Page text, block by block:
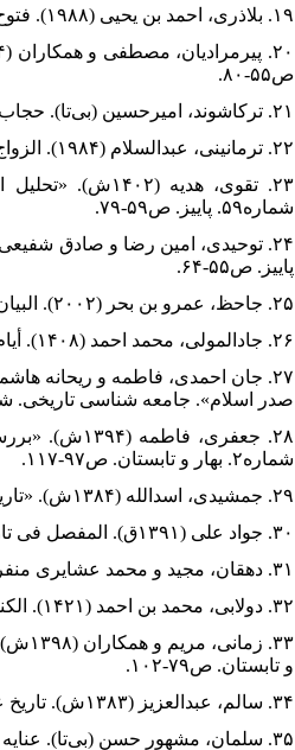
۱۹. بلاذری، احمد‌ بن یحیی (۱۹۸۸). فتوح‌البلدان. بیروت: دار و مکتبه الهلال.
ص۵۵-۸۰.
۲۱. ترکاشوند، امیرحسین (بی‌تا). حجاب شرعی در عصر پیامبر(ص). بی‌جا: بی‌نا.
۲۲. ترمانینی، عبدالسلام (۱۹۸۴). الزواج عند العرب فی الجاهلیه و الإسلام. کویت: عالم المعرفه.
۲۳. تقوی،
شماره۵۹. پاییز. ص۵۹-۷۹.
پاییز. ص۵۵-۶۴.
۲۵. جاحظ، عمرو بن بحر (۲۰۰۲). البیان و التبیین. بیروت: دار و مکتبه الهلال.
۲۶. جادالمولی، محمد احمد (۱۴۰۸). أیام العرب فی الجاهلیه. بیروت: دارالجیل.
صدر اسلام». جامعه شناسی تاریخی. شماره۱. بهار و
۲۸. جعفری،
شماره۲. بهار و تابستان. ص۹۷-۱۱۷.
۲۹. جمشیدی، اسدالله (۱۳۸۴ش). «تاریخچه حجاب در اسلام». تاریخ اسلام در آیینه پژوهش. شماره ۷.
۳۰. جواد علی (۱۳۹۱ق). المفصل فی تاریخ العرب قبل الاسلام. بیروت: دار العلم للملایین.
۳۱. دهقان، مجید و محمد عشایری منفرد (۱۴۰۰ش). پوشش زنان در زمان پیامبر(ص). تهران: پژوهشکده زن و خانواده.
۳۲. دولابی، محمد بن احمد (۱۴۲۱). الکنی و الأسماء. بیروت: دار ابن حزم.
و تابستان. ص۷۹-۱۰۲.
۳۴. سالم، عبدالعزیز (۱۳۸۳ش). تاریخ عرب قبل از اسلام. ترجمه باقر صدری نیا. تهران: علمی و فرهنگی.
۳۵. سلمان، مشهور حسن (بی‌تا). عنایه النساء بالحدیث النبوی. جده: دار ابن عفان.